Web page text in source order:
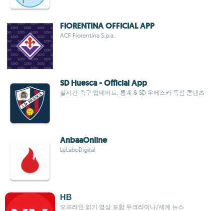
FIORENTINA OFFICIAL APP
ACF Fiorentina S.p.a.
SD Huesca - Official App
실시간 축구 업데이트, 통계 & SD 우에스카 독점 콘텐츠
AnbaaOnline
LeLaboDigital
НВ
오프라인 읽기·영상 포함 우크라이나/세계 뉴스